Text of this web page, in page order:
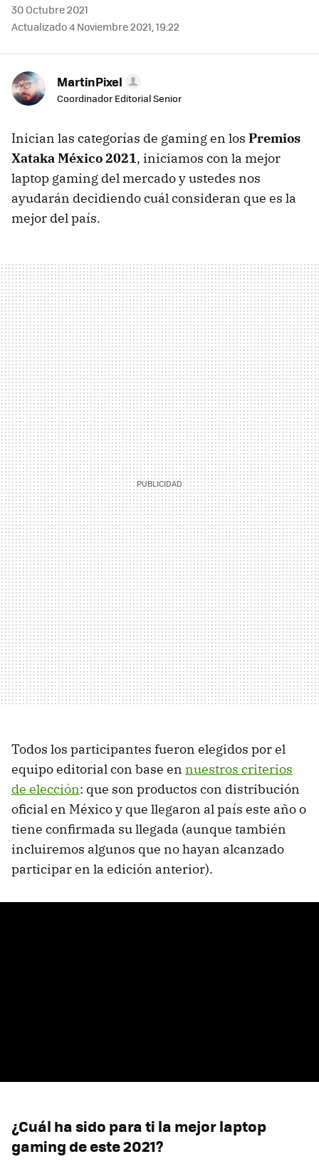
30 Octubre 2021
Actualizado 4 Noviembre 2021, 19:22
MartinPixel
Coordinador Editorial Senior
Inician las categorías de gaming en los Premios
Xataka México 2021, iniciamos con la mejor
laptop gaming del mercado y ustedes nos
ayudarán decidiendo cuál consideran que es la
mejor del país.
Todos los participantes fueron elegidos por el
equipo editorial con base en nuestros criterios
de elección: que son productos con distribución
oficial en México y que llegaron al país este año o
tiene confirmada su llegada (aunque también
incluiremos algunos que no hayan alcanzado
participar en la edición anterior).
¿Cuál ha sido para ti la mejor laptop
gaming de este 2021?